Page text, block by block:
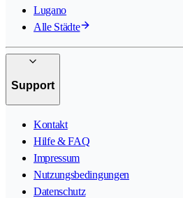
Lugano
Alle Städte
Support
Kontakt
Hilfe & FAQ
Impressum
Nutzungsbedingungen
Datenschutz